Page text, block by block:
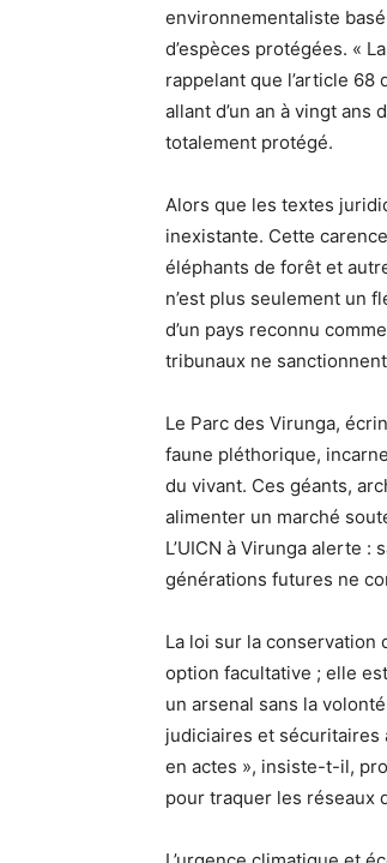
environnementaliste
d’espèces protégées. «
rappelant que l’article
allant d’un an à vingt
totalement protégé.
Alors que les textes
inexistante. Cette
éléphants de forêt et
n’est plus seulement un
d’un pays reconnu
tribunaux ne
Le Parc des Virunga,
faune pléthorique,
du vivant. Ces géants,
alimenter un marché
L’UICN à Virunga alerte
générations futures ne
La loi sur la conservation
option facultative ; elle
un arsenal sans la
judiciaires et sécuritaires
en actes », insiste-t-il,
pour traquer les réseaux